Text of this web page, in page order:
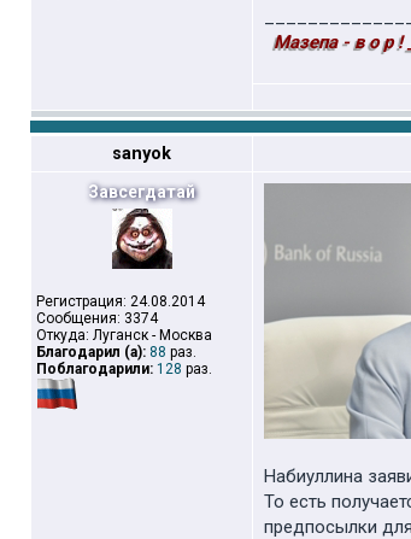
Мазепа - в о р !
sanyok
Завсегдатай
Регистрация: 24.08.2014
Сообщения: 3374
Откуда: Луганск - Москва
Благодарил (а): 88 раз.
Поблагодарили: 128 раз.
Набиуллина
То есть
предпосылки